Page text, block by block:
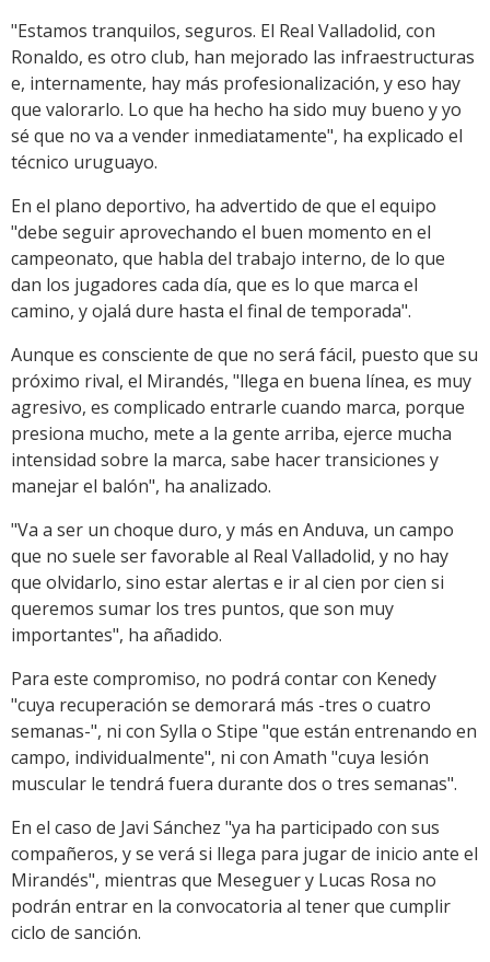
"Estamos tranquilos, seguros. El Real Valladolid, con
Ronaldo, es otro club, han mejorado las infraestructuras
e, internamente, hay más profesionalización, y eso hay
que valorarlo. Lo que ha hecho ha sido muy bueno y yo
sé que no va a vender inmediatamente", ha explicado el
técnico uruguayo.
En el plano deportivo, ha advertido de que el equipo
"debe seguir aprovechando el buen momento en el
campeonato, que habla del trabajo interno, de lo que
dan los jugadores cada día, que es lo que marca el
camino, y ojalá dure hasta el final de temporada".
Aunque es consciente de que no será fácil, puesto que su
próximo rival, el Mirandés, "llega en buena línea, es muy
agresivo, es complicado entrarle cuando marca, porque
presiona mucho, mete a la gente arriba, ejerce mucha
intensidad sobre la marca, sabe hacer transiciones y
manejar el balón", ha analizado.
"Va a ser un choque duro, y más en Anduva, un campo
que no suele ser favorable al Real Valladolid, y no hay
que olvidarlo, sino estar alertas e ir al cien por cien si
queremos sumar los tres puntos, que son muy
importantes", ha añadido.
Para este compromiso, no podrá contar con Kenedy
"cuya recuperación se demorará más -tres o cuatro
semanas-", ni con Sylla o Stipe "que están entrenando en
campo, individualmente", ni con Amath "cuya lesión
muscular le tendrá fuera durante dos o tres semanas".
En el caso de Javi Sánchez "ya ha participado con sus
compañeros, y se verá si llega para jugar de inicio ante el
Mirandés", mientras que Meseguer y Lucas Rosa no
podrán entrar en la convocatoria al tener que cumplir
ciclo de sanción.